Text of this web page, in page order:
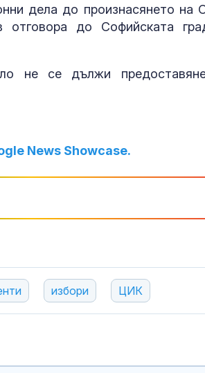
дела до произнасянето на
до Софийската
не се дължи
News Showcase.
избори ЦИК
Криминалист:
единствената у нас